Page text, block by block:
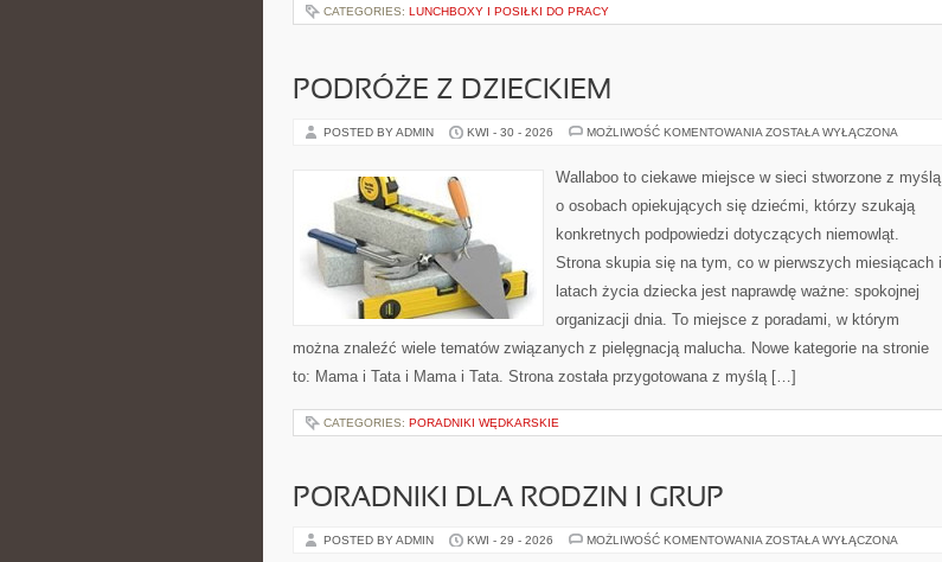
CATEGORIES: LUNCHBOXY I POSIŁKI DO PRACY
PODRÓŻE Z DZIECKIEM
POSTED BY ADMIN KWI - 30 - 2026 MOŻLIWOŚĆ KOMENTOWANIA PODRÓŻE
ZOSTAŁA WYŁĄCZONA
Wallaboo to ciekawe miejsce w sieci stworzone z myślą
o osobach opiekujących się dziećmi, którzy szukają
konkretnych podpowiedzi dotyczących niemowląt.
Strona skupia się na tym, co w pierwszych miesiącach i
latach życia dziecka jest naprawdę ważne: spokojnej
organizacji dnia. To miejsce z poradami, w którym
można znaleźć wiele tematów związanych z pielęgnacją malucha. Nowe kategorie na stronie
to: Mama i Tata i Mama i Tata. Strona została przygotowana z myślą […]
CATEGORIES: PORADNIKI WĘDKARSKIE
PORADNIKI DLA RODZIN I GRUP
POSTED BY ADMIN KWI - 29 - 2026 MOŻLIWOŚĆ KOMENTOWANIA PORADNIKI
ZOSTAŁA WYŁĄCZONA